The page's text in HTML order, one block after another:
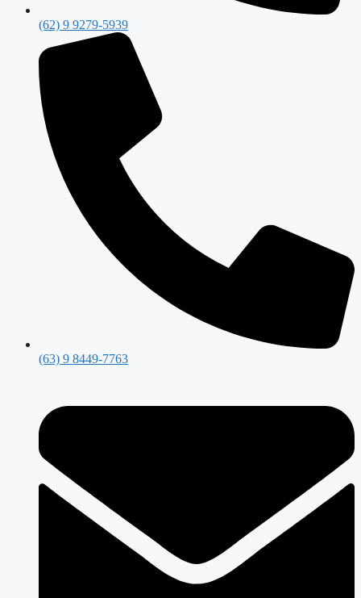
(62) 9 9279-5939
(63) 9 8449-7763